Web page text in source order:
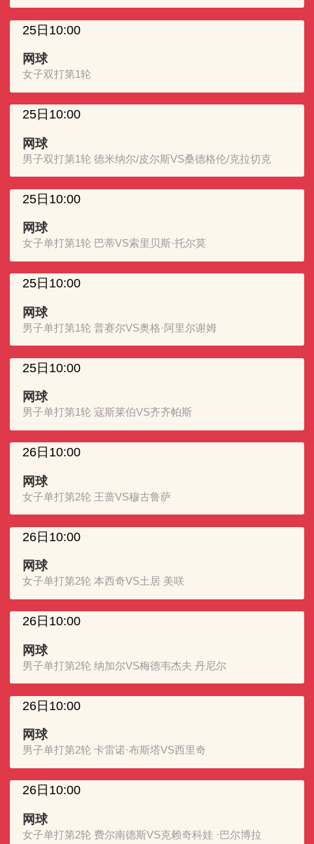
25日10:00
网球
女子双打第1轮
25日10:00
网球
男子双打第1轮 德米纳尔/皮尔斯VS桑德格伦/克拉切克
25日10:00
网球
女子单打第1轮 巴蒂VS索里贝斯·托尔莫
25日10:00
网球
男子单打第1轮 普赛尔VS奥格·阿里尔谢姆
25日10:00
网球
男子单打第1轮 寇斯莱伯VS齐齐帕斯
26日10:00
网球
女子单打第2轮 王蔷VS穆古鲁萨
26日10:00
网球
女子单打第2轮 本西奇VS土居 美咲
26日10:00
网球
男子单打第2轮 纳加尔VS梅德韦杰夫 丹尼尔
26日10:00
网球
男子单打第2轮 卡雷诺·布斯塔VS西里奇
26日10:00
网球
女子单打第2轮 费尔南德斯VS克赖奇科娃 ·巴尔博拉